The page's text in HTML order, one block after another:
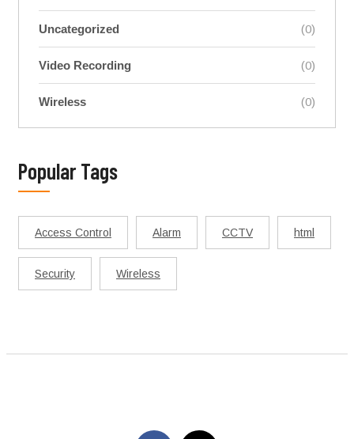
Uncategorized (0)
Video Recording (0)
Wireless (0)
Popular Tags
Access Control Alarm CCTV html
Security Wireless